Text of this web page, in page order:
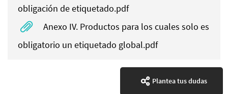
obligación de etiquetado.pdf
Anexo IV. Productos para los cuales solo es
obligatorio un etiquetado global.pdf
Plantea tus dudas